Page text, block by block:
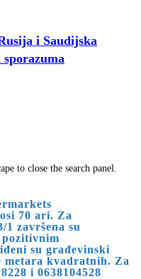
i Saudijska
to close the search panel.
70 ari. Za
1 završena su
su građevinski
metara kvadratnih. Za
i 0638104528